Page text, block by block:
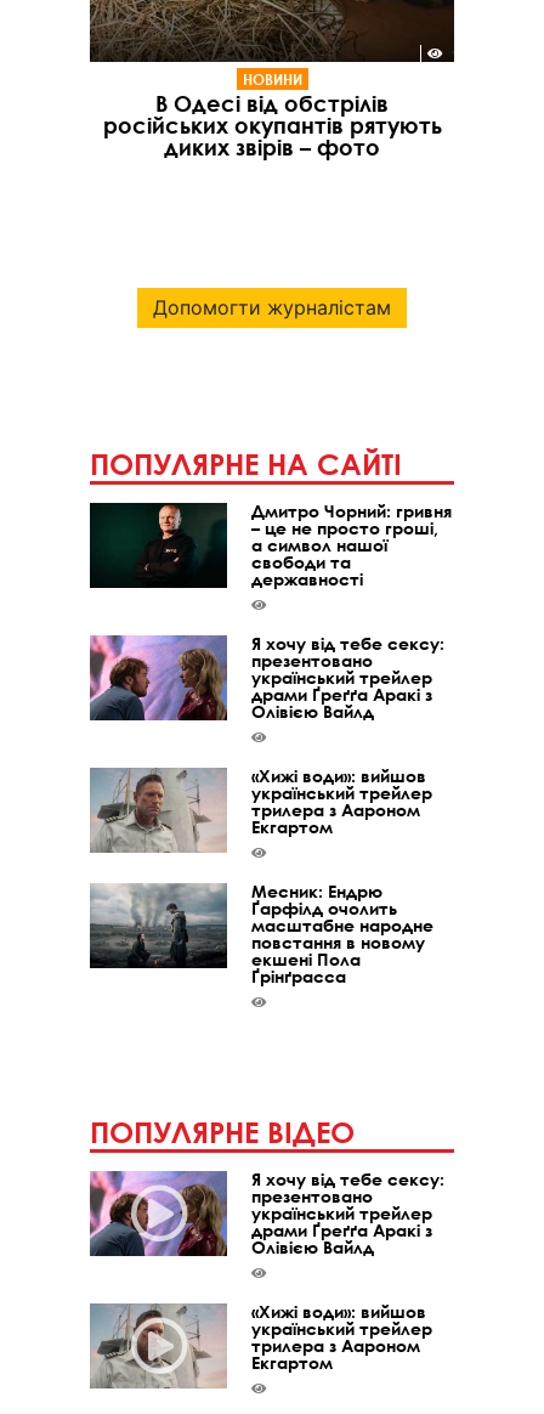
НОВИНИ
В Одесі від обстрілів
російських окупантів рятують
диких звірів – фото
Допомогти журналістам
ПОПУЛЯРНЕ НА САЙТІ
Дмитро Чорний: гривня
– це не просто гроші,
а символ нашої
свободи та
державності
Я хочу від тебе сексу:
презентовано
український трейлер
драми Ґреґґа Аракі з
Олівією Вайлд
«Хижі води»: вийшов
український трейлер
трилера з Аароном
Екгартом
Месник: Ендрю
Ґарфілд очолить
масштабне народне
повстання в новому
екшені Пола
Ґрінґрасса
ПОПУЛЯРНЕ ВІДЕО
Я хочу від тебе сексу:
презентовано
український трейлер
драми Ґреґґа Аракі з
Олівією Вайлд
«Хижі води»: вийшов
український трейлер
трилера з Аароном
Екгартом